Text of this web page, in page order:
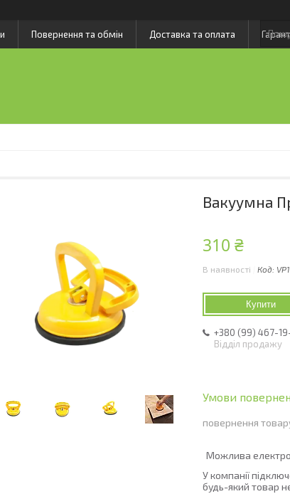
Повернення та обмін Доставка та оплата
Вакуумна
310 ₴
В наявності Код:
Купити
+380 (99) 467-
Відділ продажу
повернення
У компанії
будь-який товар